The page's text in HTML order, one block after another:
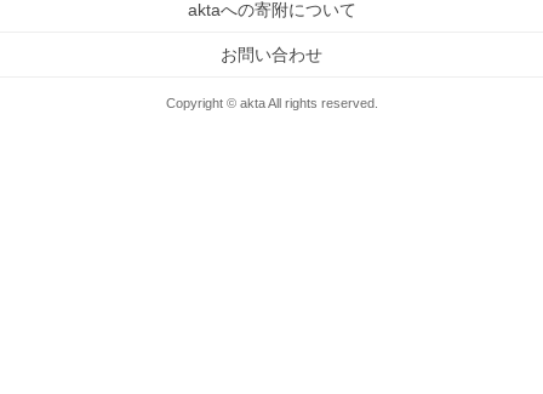
aktaへの寄附について
お問い合わせ
Copyright © akta All rights reserved.